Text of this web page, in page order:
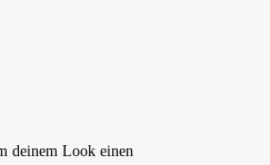
deinem Look einen